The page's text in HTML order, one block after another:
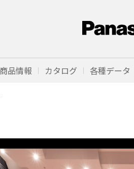
商品情報 カタログ 各種データ